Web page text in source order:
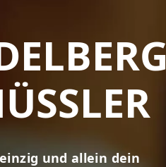
einzig und allein dein